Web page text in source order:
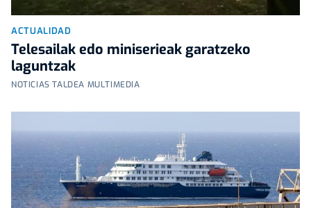
ACTUALIDAD
Telesailak edo miniserieak garatzeko
laguntzak
NOTICIAS TALDEA MULTIMEDIA